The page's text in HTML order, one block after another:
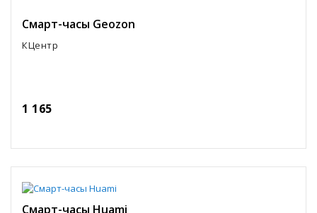
Смарт-часы Geozon
КЦентр
1 165
Смарт-часы Huami